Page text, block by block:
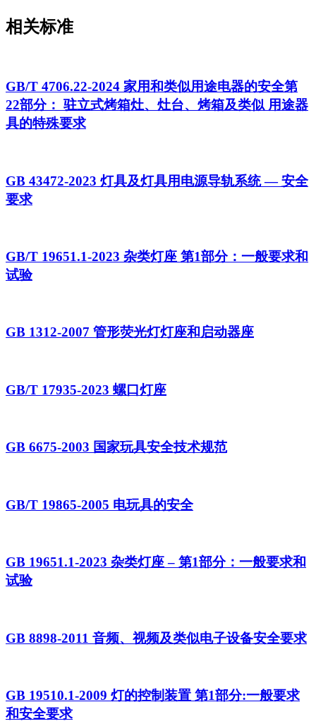
相关标准
GB/T 4706.22-2024 家用和类似用途电器的安全第
22部分： 驻立式烤箱灶、灶台、烤箱及类似 用途器
具的特殊要求
GB 43472-2023 灯具及灯具用电源导轨系统 — 安全
要求
GB/T 19651.1-2023 杂类灯座 第1部分：一般要求和
试验
GB 1312-2007 管形荧光灯灯座和启动器座
GB/T 17935-2023 螺口灯座
GB 6675-2003 国家玩具安全技术规范
GB/T 19865-2005 电玩具的安全
GB 19651.1-2023 杂类灯座 – 第1部分：一般要求和
试验
GB 8898-2011 音频、视频及类似电子设备安全要求
GB 19510.1-2009 灯的控制装置 第1部分:一般要求
和安全要求